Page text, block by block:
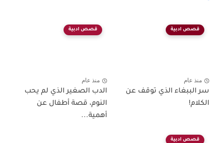
قصص ادبية
منذ عام
سر الببغاء الذي توقف عن
الكلام!
قصص ادبية
منذ عام
الدب الصغير الذي لم يحب
النوم، قصة أطفال عن
أهمية...
قصص ادبية